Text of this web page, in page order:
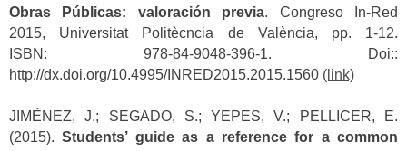
Obras Públicas: valoración previa. Congreso In-Red
2015, Universitat Politècncia de València, pp. 1-12.
ISBN: 978-84-9048-396-1. Doi::
http://dx.doi.org/10.4995/INRED2015.2015.1560 (link)
JIMÉNEZ, J.; SEGADO, S.; YEPES, V.; PELLICER, E.
(2015).Students’ guide as a reference for a common